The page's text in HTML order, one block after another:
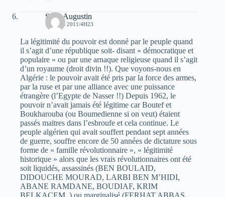
Saint Augustin
1 MARS 2011/4H23
La légitimité du pouvoir est donné par le peuple quand
il s’agit d’une république soit- disant « démocratique et
populaire » ou par une arnaque religieuse quand il s’agit
d’un royaume (droit divin !!). Que voyons-nous en
Algérie : le pouvoir avait été pris par la force des armes,
par la ruse et par une alliance avec une puissance
étrangère (l’Egypte de Nasser !!) Depuis 1962, le
pouvoir n’avait jamais été légitime car Boutef et
Boukharouba (ou Boumedienne si on veut) étaient
passés maitres dans l’esbroufe et cela continue. Le
peuple algérien qui avait souffert pendant sept années
de guerre, souffre encore de 50 années de dictature sous
forme de « famille révolutionnaire », « légitimité
historique » alors que les vrais révolutionnaires ont été
soit liquidés, assassinés (BEN BOULAID,
DIDOUCHE MOURAD, LARBI BEN M’HIDI,
ABANE RAMDANE, BOUDIAF, KRIM